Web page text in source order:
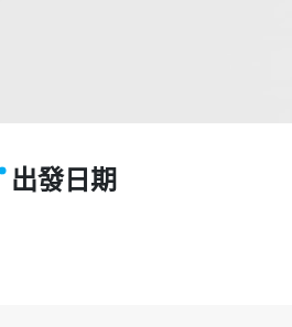
出發日期